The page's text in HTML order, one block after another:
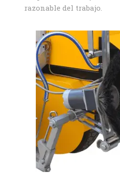
razonable del trabajo.